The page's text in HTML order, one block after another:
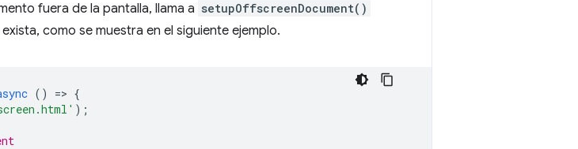
fuera de la pantalla, llama a setupOffscreenDocument()
como se muestra en el siguiente ejemplo.
() => {
);